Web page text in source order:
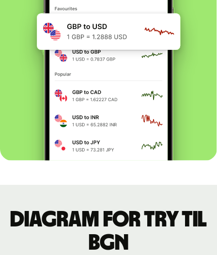
Diagram for TRY til
BGN